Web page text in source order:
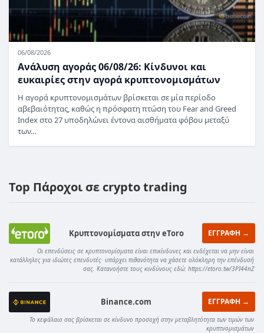
06/08/2026
Ανάλυση αγοράς 06/08/26: Κίνδυνοι και
ευκαιρίες στην αγορά κρυπτονομισμάτων
Η αγορά κρυπτονομισμάτων βρίσκεται σε μία περίοδο
αβεβαιότητας, καθώς η πρόσφατη πτώση του Fear and Greed
Index στο 27 υποδηλώνει έντονα αισθήματα φόβου μεταξύ
των…
Top Πάροχοι σε crypto trading
Κρυπτονομίσματα στην eToro ΕΓΓΡΑΦΗ →
Οι επενδύσεις σε κρυπτονομίσματα είναι επικίνδυνες και ενδέχεται να μην είναι
κατάλληλες για ιδιώτες επενδυτές· υπάρχει πιθανότητα να χάσετε ολόκληρη την επένδυσή
σας. Κατανοήστε τους κινδύνους εδώ: https://etoro.tw/3PI44nZ
Binance.com ΕΓΓΡΑΦΗ →
Το κεφάλαιο σας βρίσκεται σε κίνδυνο προσοχή στην μεταβλητότητα των τιμών των
κρυπτνομισμάτων